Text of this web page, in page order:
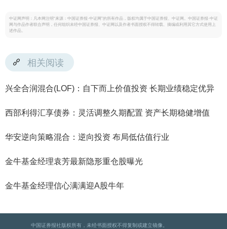
中证网声明：凡本网注明“来源：中国证券报·中证网”的所有作品，版权均属于中国证券报、中证网。中国证券报·中证
网与作品作者联合声明，任何组织未经中国证券报、中证网以及作者书面授权不得转载、摘编或利用其它方式使用上
述作品。
相关阅读
兴全合润混合(LOF)：自下而上价值投资 长期业绩稳定优异
西部利得汇享债券：灵活调整久期配置 资产长期稳健增值
华安逆向策略混合：逆向投资 布局低估值行业
金牛基金经理袁芳最新隐形重仓股曝光
金牛基金经理信心满满迎A股牛年
中国证券报社版权所有，未经书面授权不得复制或建立镜像。